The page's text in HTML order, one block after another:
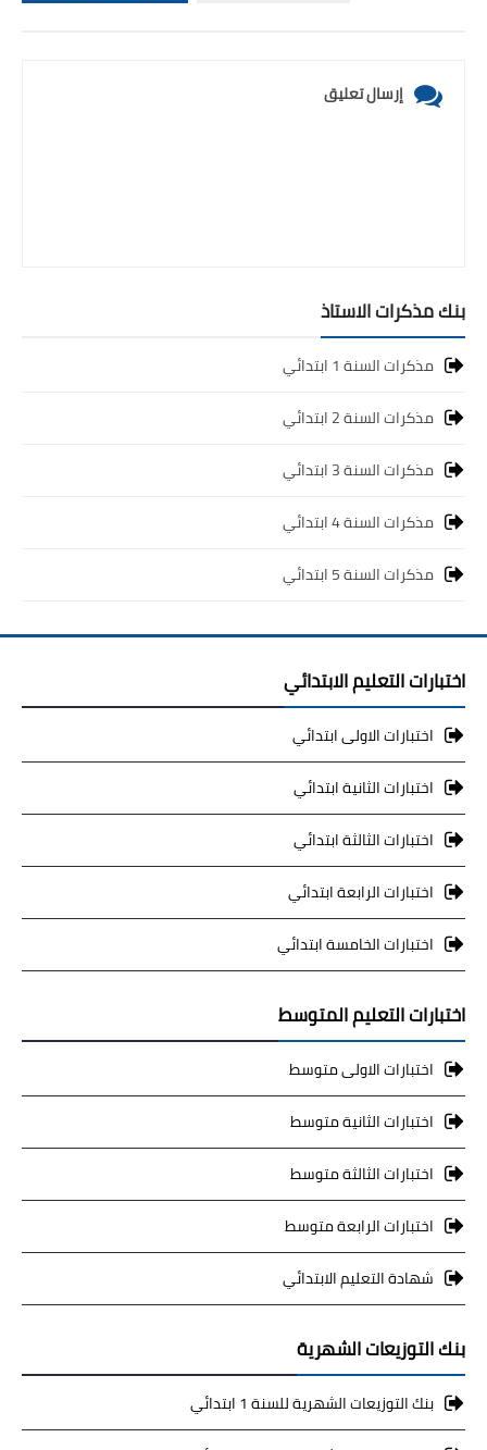
إرسال تعليق
بنك مذكرات الاستاذ
مذكرات السنة 1 ابتدائي
مذكرات السنة 2 ابتدائي
مذكرات السنة 3 ابتدائي
مذكرات السنة 4 ابتدائي
مذكرات السنة 5 ابتدائي
اختبارات التعليم الابتدائي
اختبارات الاولى ابتدائي
اختبارات الثانية ابتدائي
اختبارات الثالثة ابتدائي
اختبارات الرابعة ابتدائي
اختبارات الخامسة ابتدائي
اختبارات التعليم المتوسط
اختبارات الاولى متوسط
اختبارات الثانية متوسط
اختبارات الثالثة متوسط
اختبارات الرابعة متوسط
شهادة التعليم الابتدائي
بنك التوزيعات الشهرية
بنك التوزيعات الشهرية للسنة 1 ابتدائي